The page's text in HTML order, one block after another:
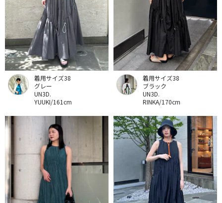
着用サイズ38
グレー
UN3D.
YUUKI/161cm
着用サイズ38
ブラック
UN3D.
RINKA/170cm